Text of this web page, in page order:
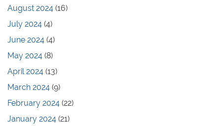
August 2024 (16)
July 2024 (4)
June 2024 (4)
May 2024 (8)
April 2024 (13)
March 2024 (9)
February 2024 (22)
January 2024 (21)